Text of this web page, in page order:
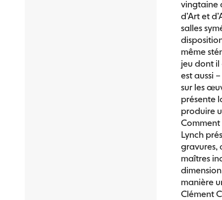
vingtaine
d’Art et
salles
même
jeu dont il
est aussi
sur les
présente
produire
Lynch
gravures,
maîtres
manière
Clément